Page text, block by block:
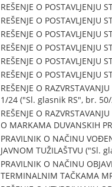
REŠENJE O
REŠENJE O
REŠENJE O
REŠENJE O
REŠENJE O
REŠENJE O
REŠENJE O
1/24 ("Sl. glasnik RS", br.
REŠENJE O
O MARKAMA DUVANSKIH
PRAVILNIK O NAČINU
JAVNOM TUŽILAŠTVU ("Sl.
PRAVILNIK O NAČINU
TERMINALNIM TAČKAMA